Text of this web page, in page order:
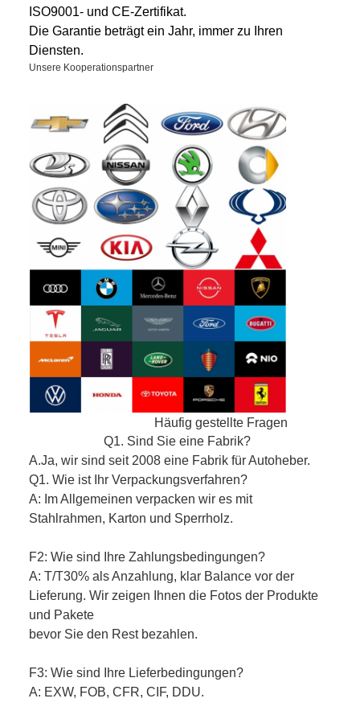
ISO9001- und CE-Zertifikat.
Die Garantie beträgt ein Jahr, immer zu Ihren
Diensten.
Unsere Kooperationspartner
Häufig gestellte Fragen
Q1. Sind Sie eine Fabrik?
A.Ja, wir sind seit 2008 eine Fabrik für Autoheber.
Q1. Wie ist Ihr Verpackungsverfahren?
A: Im Allgemeinen verpacken wir es mit
Stahlrahmen, Karton und Sperrholz.
F2: Wie sind Ihre Zahlungsbedingungen?
A: T/T30% als Anzahlung, klar Balance vor der
Lieferung. Wir zeigen Ihnen die Fotos der Produkte
und Pakete
bevor Sie den Rest bezahlen.
F3: Wie sind Ihre Lieferbedingungen?
A: EXW, FOB, CFR, CIF, DDU.